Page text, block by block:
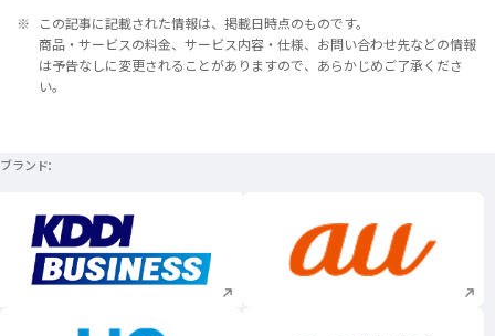
※
この記事に記載された情報は、掲載日時点のものです。
商品・サービスの料金、サービス内容・仕様、お問い合わせ先などの情報
は予告なしに変更されることがありますので、あらかじめご了承くださ
い。
ブランド
新規ウィンドウで開く 新規ウィンドウで